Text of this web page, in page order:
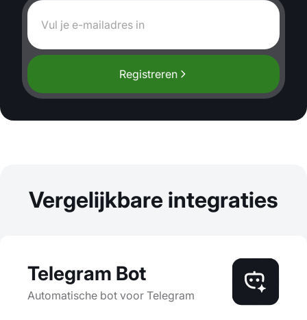
Registreren
Vergelijkbare integraties
Telegram Bot
Automatische bot voor Telegram